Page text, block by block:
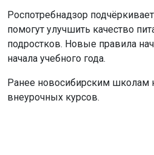
Роспотребнадзор
помогут улучшить качество
подростков. Новые правила
начала учебного года.
Ранее новосибирским школам
внеурочных курсов.